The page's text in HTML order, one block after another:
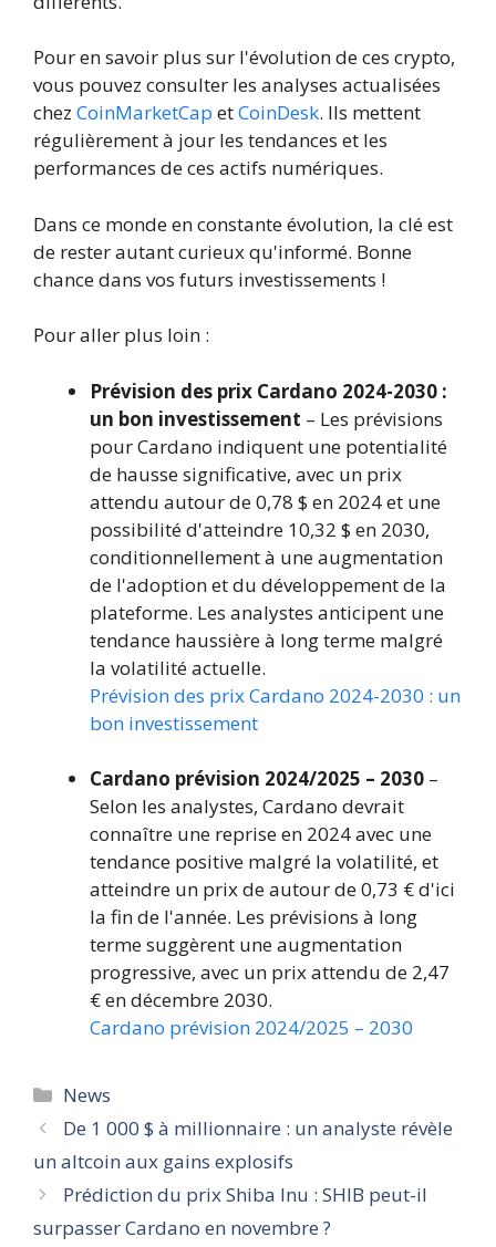
Pour en savoir plus sur l'évolution de ces crypto,
vous pouvez consulter les analyses actualisées
chez CoinMarketCap etCoinDesk. Ils mettent
régulièrement à jour les tendances et les
performances de ces actifs numériques.
Dans ce monde en constante évolution, la clé est
de rester autant curieux qu'informé. Bonne
chance dans vos futurs investissements !
Pour aller plus loin :
Prévision des prix Cardano 2024-2030 :
un bon investissement – Les prévisions
pour Cardano indiquent une potentialité
de hausse significative, avec un prix
attendu autour de 0,78 $ en 2024 et une
possibilité d'atteindre 10,32 $ en 2030,
conditionnellement à une augmentation
de l'adoption et du développement de la
plateforme. Les analystes anticipent une
tendance haussière à long terme malgré
la volatilité actuelle.
Prévision des prix Cardano 2024-2030 : un
bon investissement
Cardano prévision 2024/2025 – 2030 –
Selon les analystes, Cardano devrait
connaître une reprise en 2024 avec une
tendance positive malgré la volatilité, et
atteindre un prix de autour de 0,73 € d'ici
la fin de l'année. Les prévisions à long
terme suggèrent une augmentation
progressive, avec un prix attendu de 2,47
€ en décembre 2030.
Cardano prévision 2024/2025 – 2030
Catégories
News
De 1 000 $ à millionnaire : un analyste révèle
un altcoin aux gains explosifs
Prédiction du prix Shiba Inu : SHIB peut-il
surpasser Cardano en novembre ?